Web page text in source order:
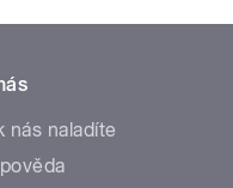
nás naladíte